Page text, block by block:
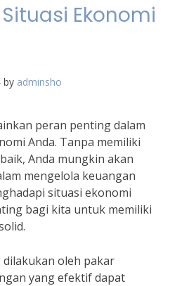
Ekonomi
by adminsho
peran penting dalam
Anda. Tanpa memiliki
Anda mungkin akan
mengelola keuangan
situasi ekonomi
bagi kita untuk memiliki
oleh pakar
yang efektif dapat